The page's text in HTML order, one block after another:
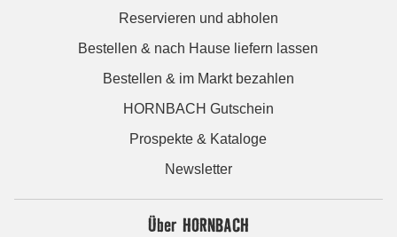
Reservieren und abholen
Bestellen & nach Hause liefern lassen
Bestellen & im Markt bezahlen
HORNBACH Gutschein
Prospekte & Kataloge
Newsletter
Über HORNBACH